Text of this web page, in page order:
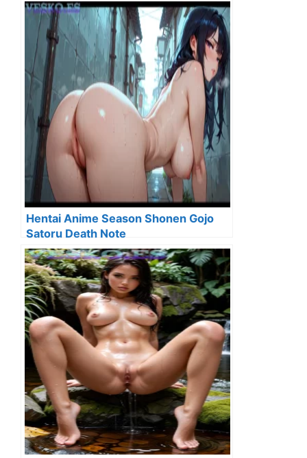
Hentai Anime Season Shonen Gojo
Satoru Death Note